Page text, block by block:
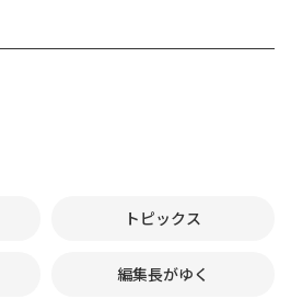
トピックス
編集長がゆく